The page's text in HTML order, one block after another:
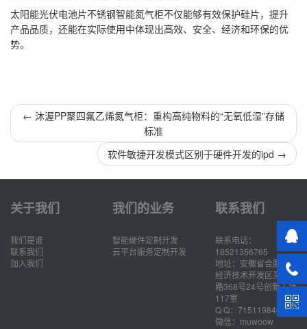
太阳能光伏电池片不锈钢智能氮气柜不仅能够有效保护硅片，提升
产品品质，还能在实际使用中体现出高效、安全、经济和环保的优
势。
← 沐渥PP聚四氟乙烯氮气柜：重构高纯物料的“无氧低湿”存储
标准
软件敏捷开发模式区别于硬件开发的ipd →
关于我们
我们是谁
联系我们
加入我们
我们的业务
智能硬件定制开发
云平台服务定制开发
联系我们
联系电话：
18521356765
地址：安徽省合肥市
经济技术开发区芙蓉
路368号24号创新工场
117室
Q Q：715119846
微信：muwoow